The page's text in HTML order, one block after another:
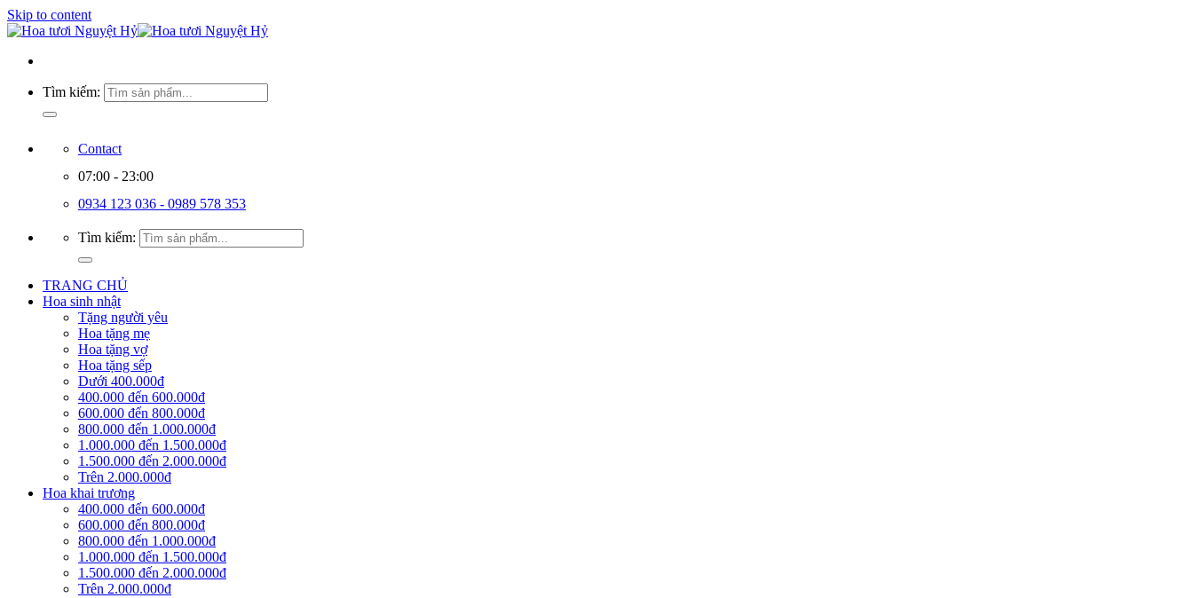
Skip to content
Tìm kiếm:
Contact
07:00 - 23:00
0934 123 036 - 0989 578 353
Tìm kiếm:
TRANG CHỦ
Hoa sinh nhật
Tặng người yêu
Hoa tặng mẹ
Hoa tặng vợ
Hoa tặng sếp
Dưới 400.000đ
400.000 đến 600.000đ
600.000 đến 800.000đ
800.000 đến 1.000.000đ
1.000.000 đến 1.500.000đ
1.500.000 đến 2.000.000đ
Trên 2.000.000đ
Hoa khai trương
400.000 đến 600.000đ
600.000 đến 800.000đ
800.000 đến 1.000.000đ
1.000.000 đến 1.500.000đ
1.500.000 đến 2.000.000đ
Trên 2.000.000đ